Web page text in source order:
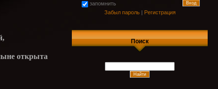
открыта
запомнить
Забыл пароль| Регистрация
Поиск